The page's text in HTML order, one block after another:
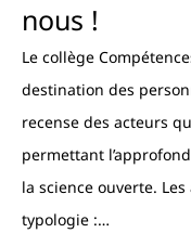
nous !
Le collège
destination des
recense des acteurs
permettant
la science ouverte.
typologie :…